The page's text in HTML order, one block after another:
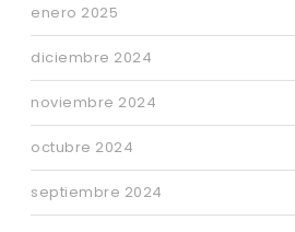
enero 2025
diciembre 2024
noviembre 2024
octubre 2024
septiembre 2024